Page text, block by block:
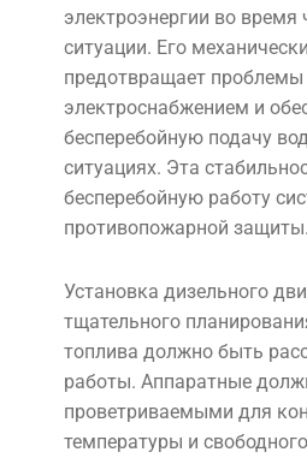
электроэнергии во время
ситуации. Его
предотвращает проблемы
электроснабжением и
бесперебойную подачу
ситуациях. Эта
бесперебойную работу
противопожарной защиты.
Установка дизельного
тщательного
топлива должно быть
работы. Аппаратные
проветриваемыми для
температуры и